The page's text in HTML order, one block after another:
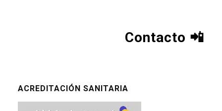
Contacto 📲
ACREDITACIÓN SANITARIA